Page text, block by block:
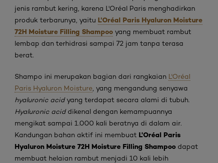
jenis rambut kering, karena L'Oréal Paris menghadirkan
produk terbarunya, yaitu L'Oréal Paris Hyaluron Moisture
72H Moisture Filling Shampoo yang membuat rambut
lembap dan terhidrasi sampai 72 jam tanpa terasa
berat.
Shampo ini merupakan bagian dari rangkaian L'Oréal
Paris Hyaluron Moisture , yang mengandung senyawa
hyaluronic acidyang terdapat secara alami di tubuh.
Hyaluronic aciddikenal dengan kemampuannya
mengikat sampai 1.000 kali beratnya di dalam air.
Kandungan bahan aktif ini membuat L'Oréal Paris
Hyaluron Moisture 72H Moisture Filling Shampoo dapat
membuat helaian rambut menjadi 10 kali lebih